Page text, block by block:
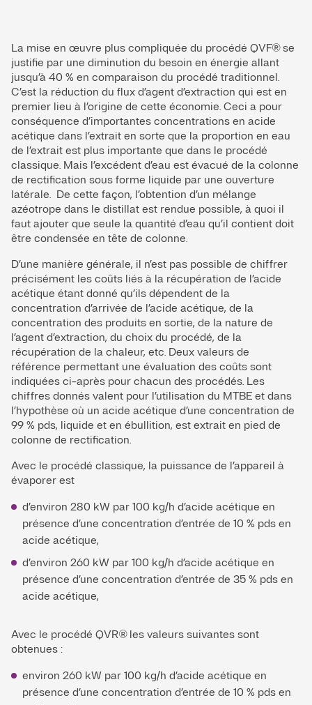
La mise en œuvre plus compliquée du procédé QVF® se
justifie par une diminution du besoin en énergie allant
jusqu’à 40 % en comparaison du procédé traditionnel.
C’est la réduction du flux d’agent d’extraction qui est en
premier lieu à l’origine de cette économie. Ceci a pour
conséquence d’importantes concentrations en acide
acétique dans l’extrait en sorte que la proportion en eau
de l’extrait est plus importante que dans le procédé
classique. Mais l’excédent d’eau est évacué de la colonne
de rectification sous forme liquide par une ouverture
latérale. De cette façon, l’obtention d’un mélange
azéotrope dans le distillat est rendue possible, à quoi il
faut ajouter que seule la quantité d’eau qu’il contient doit
être condensée en tête de colonne.
D’une manière générale, il n’est pas possible de chiffrer
précisément les coûts liés à la récupération de l’acide
acétique étant donné qu’ils dépendent de la
concentration d’arrivée de l’acide acétique, de la
concentration des produits en sortie, de la nature de
l’agent d’extraction, du choix du procédé, de la
récupération de la chaleur, etc. Deux valeurs de
référence permettant une évaluation des coûts sont
indiquées ci-après pour chacun des procédés. Les
chiffres donnés valent pour l’utilisation du MTBE et dans
l’hypothèse où un acide acétique d’une concentration de
99 % pds, liquide et en ébullition, est extrait en pied de
colonne de rectification.
Avec le procédé classique, la puissance de l’appareil à
évaporer est
d’environ 280 kW par 100 kg/h d’acide acétique en
présence d’une concentration d’entrée de 10 % pds en
acide acétique,
d’environ 260 kW par 100 kg/h d’acide acétique en
présence d’une concentration d’entrée de 35 % pds en
acide acétique,
Avec le procédé QVR® les valeurs suivantes sont
obtenues :
environ 260 kW par 100 kg/h d’acide acétique en
présence d’une concentration d’entrée de 10 % pds en